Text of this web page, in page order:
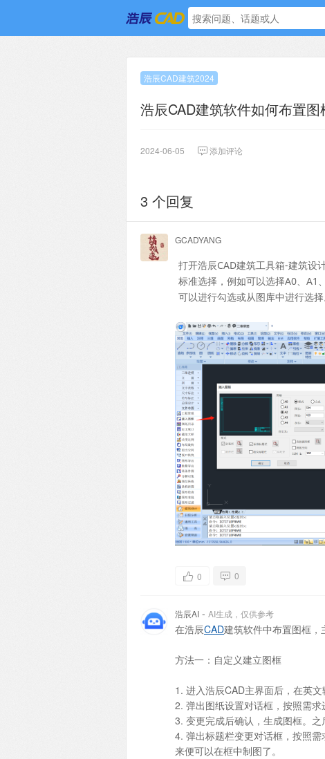
浩辰CAD建筑2024
浩辰CAD建筑软件如何布置图
2024-06-05 添加评论
3 个回复
GCADYANG
打开浩辰CAD建筑工具箱-建筑设
标准选择，例如可以选择A0、A1
可以进行勾选或从图库中进行选择
0 0
浩辰AI - AI生成，仅供参考
在浩辰CAD建筑软件中布置图框，
方法一：自定义建立图框
1. 进入浩辰CAD主界面后，在英文
2. 弹出图纸设置对话框，按照需求
3. 变更完成后确认，生成图框。之
4. 弹出标题栏变更对话框，按照
来便可以在框中制图了。